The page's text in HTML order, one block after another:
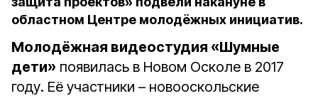
областном Центре молодёжных инициатив.
Молодёжная видеостудия «Шумные
дети» появилась в Новом Осколе в 2017
году. Её участники – новооскольские